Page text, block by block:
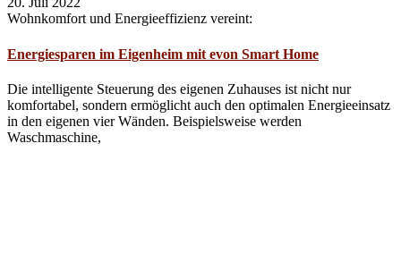
Wohnkomfort und Energieeffizienz vereint:
Energiesparen im Eigenheim mit evon Smart Home
Die intelligente Steuerung des eigenen Zuhauses ist nicht nur
komfortabel, sondern ermöglicht auch den optimalen Energieeinsatz
in den eigenen vier Wänden. Beispielsweise werden
Waschmaschine,